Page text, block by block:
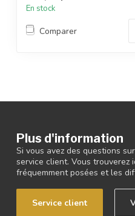
En stock
Comparer
Plus d'information
Si vous avez des questions
service client. Vous trouverez
fréquemment posées et les
Service client